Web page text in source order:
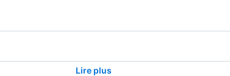
Lire plus